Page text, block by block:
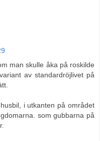
man skulle åka på roskilde
av standardröjlivet på
i utkanten på området
som gubbarna på